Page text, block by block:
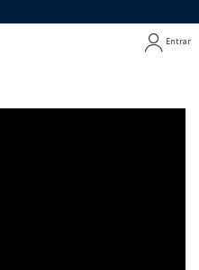
Entrar